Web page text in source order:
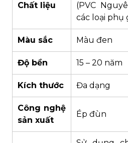
Chất liệu
(PVC
các loại phụ
Màu sắc Màu đen
Độ bền 15 – 20 năm
Kích thước Đa dạng
Công nghệ
sản xuất
Ép đùn